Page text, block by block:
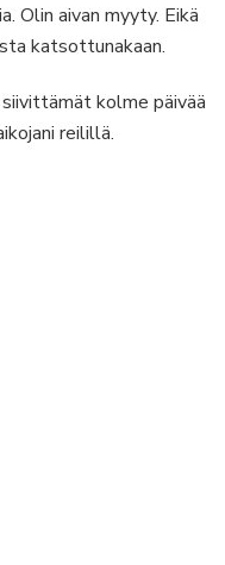
Olin aivan myyty. Eikä
katsottunakaan.
siivittämät kolme päivää
reilillä.